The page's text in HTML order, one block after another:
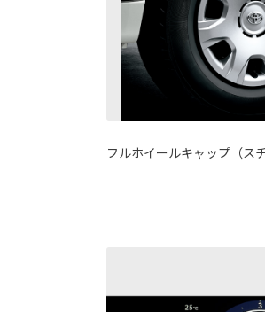
フルホイールキャップ（ス